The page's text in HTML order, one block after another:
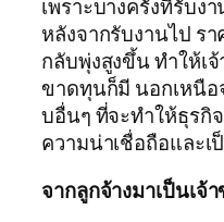
เพราะบางครั้งที่รับง
หลังจากรับงานไป ร
กลับพุ่งสูงขึ้น ทำให้เ
ขาดทุนก็มี นอกเหนือ
บอื่นๆ ที่จะทำให้ธุรกิ
ความน่าเชื่อถือและ
จากลูกจ้างมาเป็นเจ้